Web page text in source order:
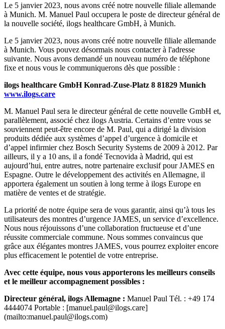
Le 5 janvier 2023, nous avons créé notre nouvelle filiale allemande
à Munich. M. Manuel Paul occupera le poste de directeur général de
la nouvelle société, ilogs healthcare GmbH, à Munich.
Le 5 janvier 2023, nous avons créé notre nouvelle filiale allemande
à Munich. Vous pouvez désormais nous contacter à l'adresse
suivante. Nous avons demandé un nouveau numéro de téléphone
fixe et nous vous le communiquerons dès que possible :
ilogs healthcare GmbH Konrad-Zuse-Platz 8 81829 Munich
www.ilogs.care
M. Manuel Paul sera le directeur général de cette nouvelle GmbH et,
parallèlement, associé chez ilogs Austria. Certains d’entre vous se
souviennent peut-être encore de M. Paul, qui a dirigé la division
produits dédiée aux systèmes d’appel d’urgence à domicile et
d’appel infirmier chez Bosch Security Systems de 2009 à 2012. Par
ailleurs, il y a 10 ans, il a fondé Tecnovida à Madrid, qui est
aujourd’hui, entre autres, notre partenaire exclusif pour JAMES en
Espagne. Outre le développement des activités en Allemagne, il
apportera également un soutien à long terme à ilogs Europe en
matière de ventes et de stratégie.
La priorité de notre équipe sera de vous garantir, ainsi qu’à tous les
utilisateurs des montres d’urgence JAMES, un service d’excellence.
Nous nous réjouissons d’une collaboration fructueuse et d’une
réussite commerciale commune. Nous sommes convaincus que
grâce aux élégantes montres JAMES, vous pourrez exploiter encore
plus efficacement le potentiel de votre entreprise.
Avec cette équipe, nous vous apporterons les meilleurs conseils
et le meilleur accompagnement possibles :
Directeur général, ilogs Allemagne : Manuel Paul Tél. : +49 174
4444074 Portable : [manuel.paul@ilogs.care]
(mailto:manuel.paul@ilogs.com)